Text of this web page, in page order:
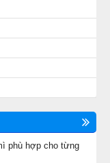
phù hợp cho từng